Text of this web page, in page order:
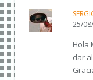
25/
Hola
dar